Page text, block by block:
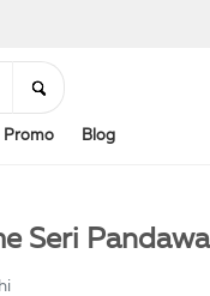
Promo Blog
Seri